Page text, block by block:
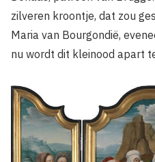
zilveren kroontje, dat zou
Maria van Bourgondië,
nu wordt dit kleinood apart